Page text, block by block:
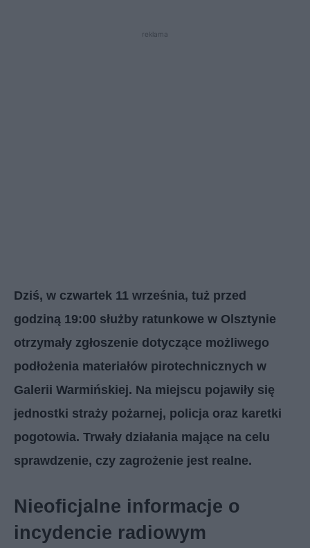
reklama
Dziś, w czwartek 11 września, tuż przed
godziną 19:00 służby ratunkowe w Olsztynie
otrzymały zgłoszenie dotyczące możliwego
podłożenia materiałów pirotechnicznych w
Galerii Warmińskiej. Na miejscu pojawiły się
jednostki straży pożarnej, policja oraz karetki
pogotowia. Trwały działania mające na celu
sprawdzenie, czy zagrożenie jest realne.
Nieoficjalne informacje o
incydencie radiowym